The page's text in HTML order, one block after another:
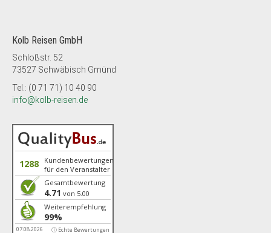
Kolb Reisen GmbH
Schloßstr. 52
73527 Schwäbisch Gmünd
Tel.: (0 71 71) 10 40 90
info@kolb-reisen.de
1288
Kundenbewertungen
für den Veranstalter
Gesamtbewertung
4.71 von 5.00
Weiterempfehlung
99%
07.08.2026 ⓘ Echte Bewertungen